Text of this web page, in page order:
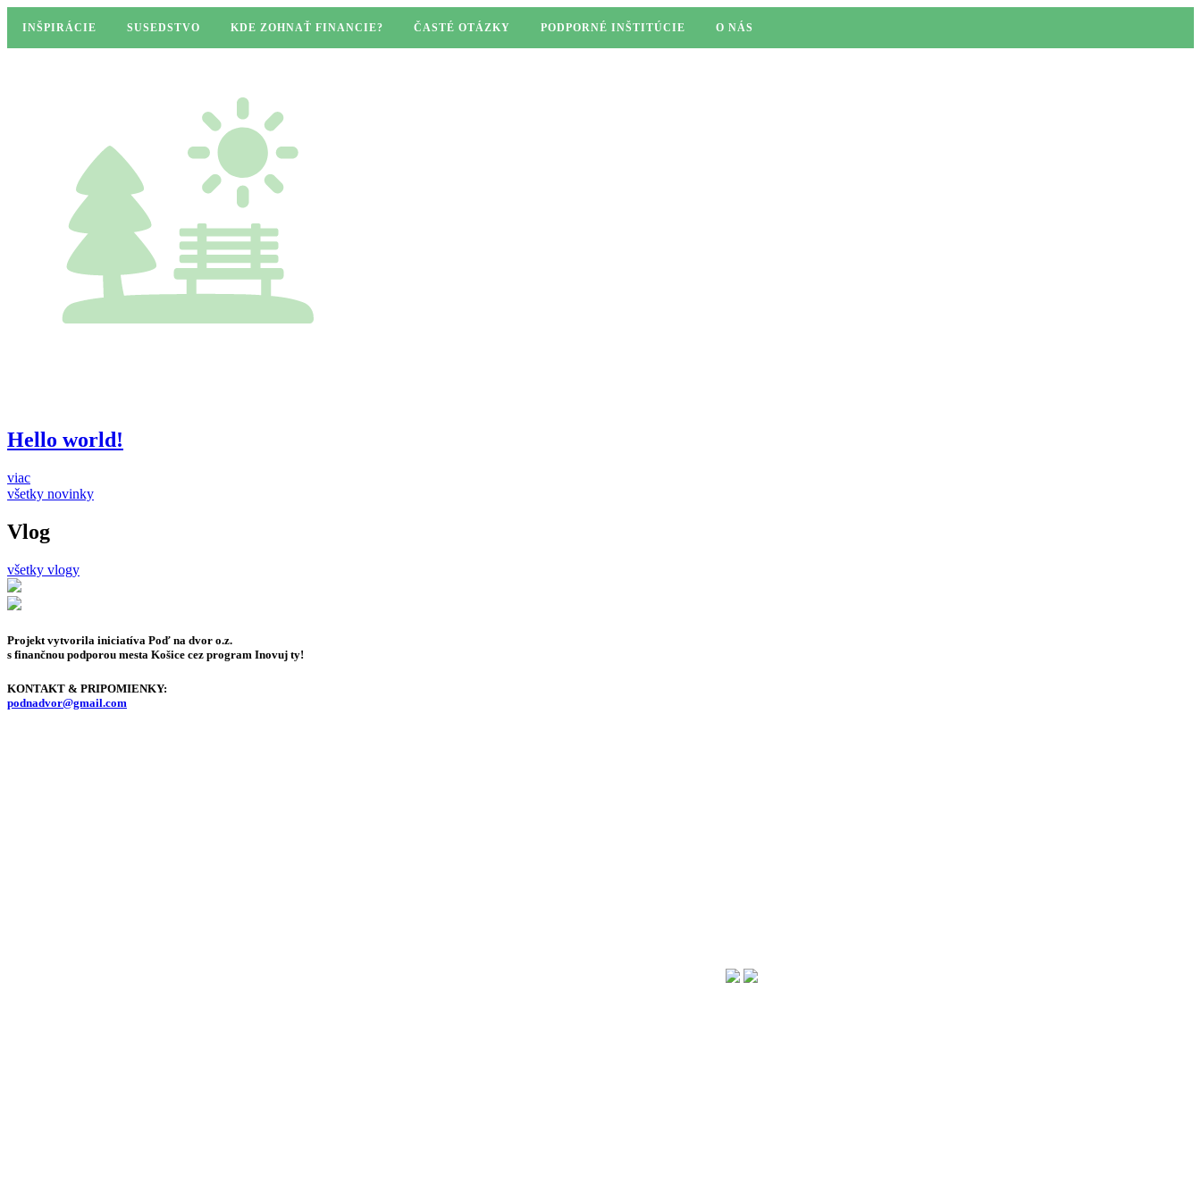
INŠPIRÁCIE SUSEDSTVO KDE ZOHNAŤ FINANCIE? ČASTÉ OTÁZKY PODPORNÉ INŠTITÚCIE O NÁS
Hello world!
viac
všetky novinky
Vlog
všetky vlogy
Projekt vytvorila iniciatíva Poď na dvor o.z.
s finančnou podporou mesta Košice cez program Inovuj ty!
KONTAKT & PRIPOMIENKY:
podnadvor@gmail.com